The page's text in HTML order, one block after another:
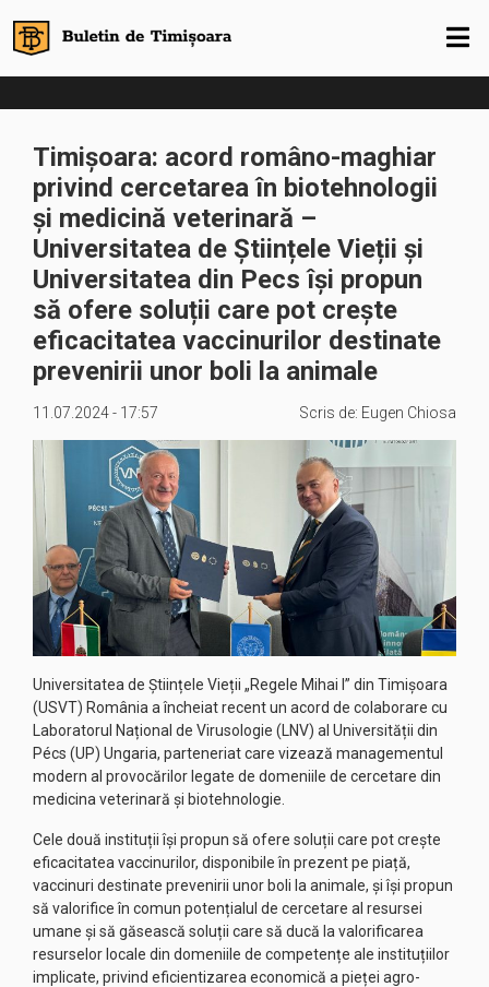
Timișoara: acord româno-maghiar
privind cercetarea în biotehnologii
și medicină veterinară –
Universitatea de Științele Vieții și
Universitatea din Pecs își propun
să ofere soluții care pot crește
eficacitatea vaccinurilor destinate
prevenirii unor boli la animale
11.07.2024 - 17:57 Scris de: Eugen Chiosa
Universitatea de Științele Vieții „Regele Mihai I” din Timișoara
(USVT) România a încheiat recent un acord de colaborare cu
Laboratorul Național de Virusologie (LNV) al Universității din
Pécs (UP) Ungaria, parteneriat care vizează managementul
modern al provocărilor legate de domeniile de cercetare din
medicina veterinară și biotehnologie.
Cele două instituții își propun să ofere soluții care pot crește
eficacitatea vaccinurilor, disponibile în prezent pe piață,
vaccinuri destinate prevenirii unor boli la animale, și își propun
să valorifice în comun potențialul de cercetare al resursei
umane și să găsească soluții care să ducă la valorificarea
resurselor locale din domeniile de competențe ale instituțiilor
implicate, privind eficientizarea economică a pieței agro-